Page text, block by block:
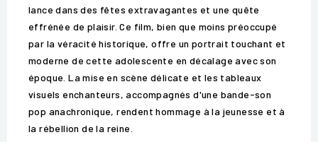
lance dans des fêtes extravagantes et une quête
effrénée de plaisir. Ce film, bien que moins préoccupé
par la véracité historique, offre un portrait touchant et
moderne de cette adolescente en décalage avec son
époque. La mise en scène délicate et les tableaux
visuels enchanteurs, accompagnés d'une bande-son
pop anachronique, rendent hommage à la jeunesse et à
la rébellion de la reine.